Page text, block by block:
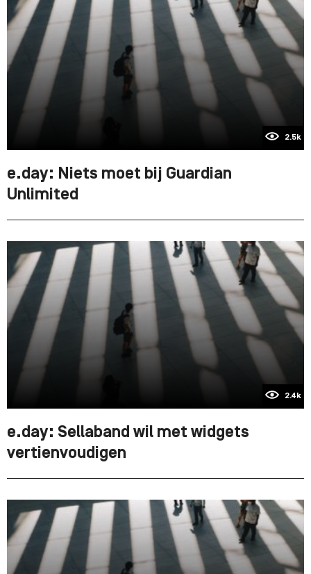
2.5k
e.day: Niets moet bij Guardian
Unlimited
2.4k
e.day: Sellaband wil met widgets
vertienvoudigen